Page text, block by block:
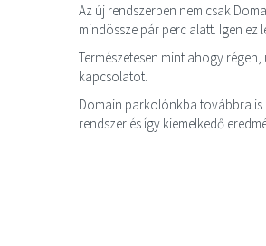
Az új rendszerben nem csak
mindössze pár perc alatt. Igen ez
Természetesen mint ahogy
kapcsolatot.
Domain parkolónkba továbbra is
rendszer és így kiemelkedő